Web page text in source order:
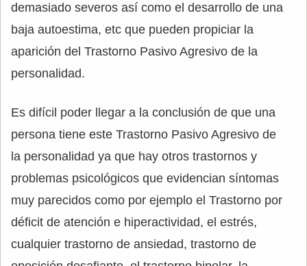
demasiado severos así como el desarrollo de una
baja autoestima, etc que pueden propiciar la
aparición del Trastorno Pasivo Agresivo de la
personalidad.
Es difícil poder llegar a la conclusión de que una
persona tiene este Trastorno Pasivo Agresivo de
la personalidad ya que hay otros trastornos y
problemas psicológicos que evidencian síntomas
muy parecidos como por ejemplo el Trastorno por
déficit de atención e hiperactividad, el estrés,
cualquier trastorno de ansiedad, trastorno de